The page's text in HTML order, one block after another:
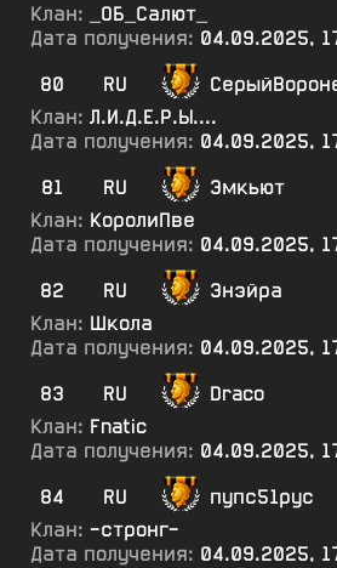
Клан:
_ОБ_Салют_
Дата получения: 04.09.2025,
80
RU
Клан: Л.И.Д.Е.Р.Ы....
Дата получения: 04.09.2025,
81
RU
Эмкьют
Клан: КоролиПве
Дата получения: 04.09.2025,
82
RU
Энэйра
Клан: Школа
Дата получения: 04.09.2025,
83
RU
Draco
Клан: Fnatic
Дата получения: 04.09.2025,
84
RU
пупс51рус
Клан: -стронг-
Дата получения: 04.09.2025,